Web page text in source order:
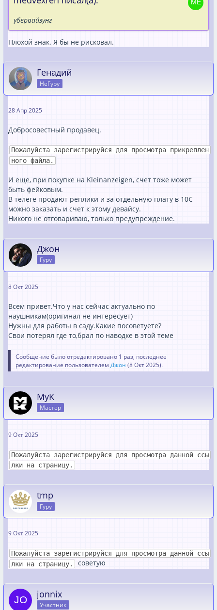
убервайзунг
Плохой знак. Я бы не рисковал.
Генадий
НеГуру
28 Апр 2025
Добросовестный продавец.
Пожалуйста зарегистрируйся для просмотра прикреплен
ного файла.
И еще, при покупке на Kleinanzeigen, счет тоже может
быть фейковым.
В телеге продают реплики и за отдельную плату в 10€
можно заказать и счет к этому девайсу.
Никого не отговариваю, только предупреждение.
Джон
Гуру
8 Окт 2025
Всем привет.Что у нас сейчас актуально по
наушникам(оригинал не интересует)
Нужны для работы в саду.Какие посоветуете?
Свои потерял где то,брал по наводке в этой теме
Сообщение было отредактировано 1 раз, последнее
редактирование пользователем Джон (8 Окт 2025).
MyK
Мастер
9 Окт 2025
Пожалуйста зарегистрируйся для просмотра данной ссы
лки на страницу.
tmp
Гуру
9 Окт 2025
Пожалуйста зарегистрируйся для просмотра данной ссы
лки на страницу.
советую
jonnix
Участник